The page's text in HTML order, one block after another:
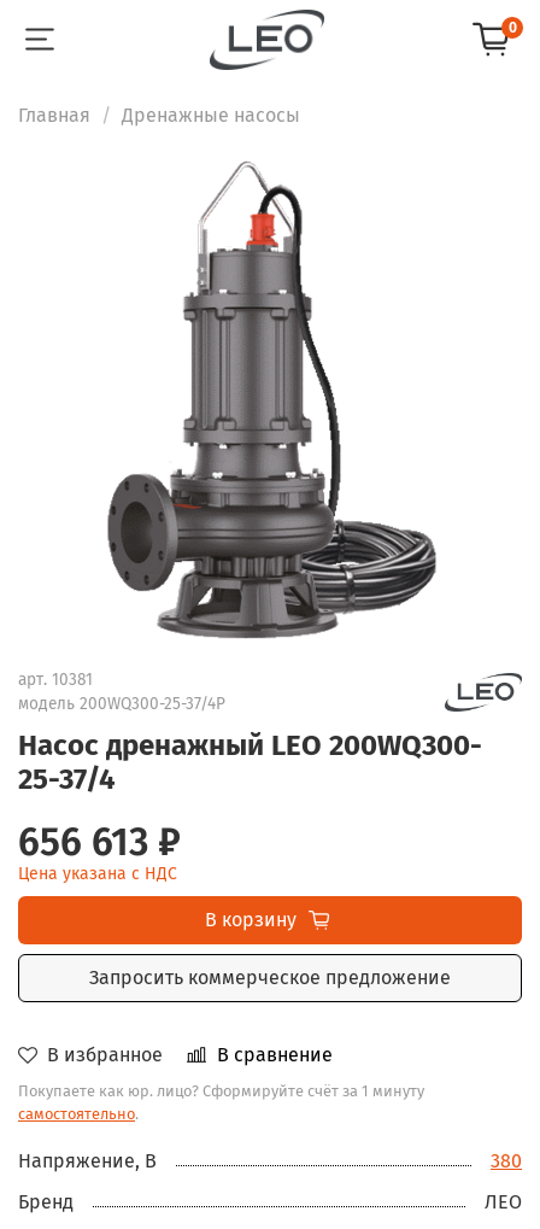
0
Главная Дренажные насосы
арт. 10381
модель 200WQ300-25-37/4P
Насос дренажный LEO 200WQ300-
25-37/4
В избранное В сравнение
Покупаете как юр. лицо? Сформируйте счёт за 1 минуту
самостоятельно.
656 613 ₽
Цена указана с НДС
В корзину
Запросить коммерческое предложение
Напряжение, В
380
Бренд
ЛЕО